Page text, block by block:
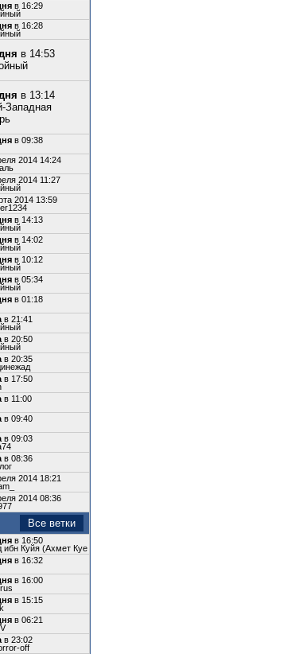
в 16:29
в 16:28
в 14:53
в 13:14
Западная
в 09:38
2014 14:24
2014 11:27
2014 13:59
в 14:13
в 14:02
в 10:12
в 05:34
в 01:18
в 21:41
в 20:50
в 20:35
в 17:50
в 11:00
в 09:40
в 09:03
в 08:36
2014 18:21
2014 08:36
Все ветки
в 16:50
ибн Куйя (Ахмет Куе
в 16:32
в 16:00
в 15:15
в 06:21
в 23:02
off